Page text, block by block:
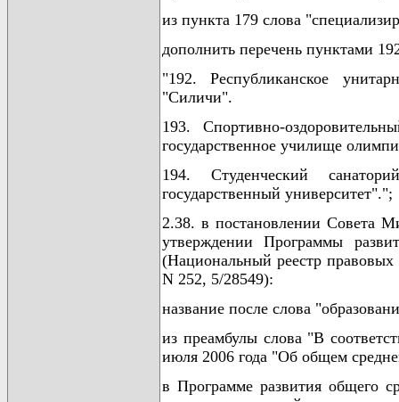
из пункта 179 слова
дополнить перечень пунктами
"192. Республиканское
"Силичи".
193. Спортивно-
государственное училище
194. Студенческий
государственный университет".";
2.38. в постановлении Совета
утверждении Программы
(Национальный реестр правовых
N 252, 5/28549):
название после слова
из преамбулы слова "В
июля 2006 года "Об общем
в Программе развития общего